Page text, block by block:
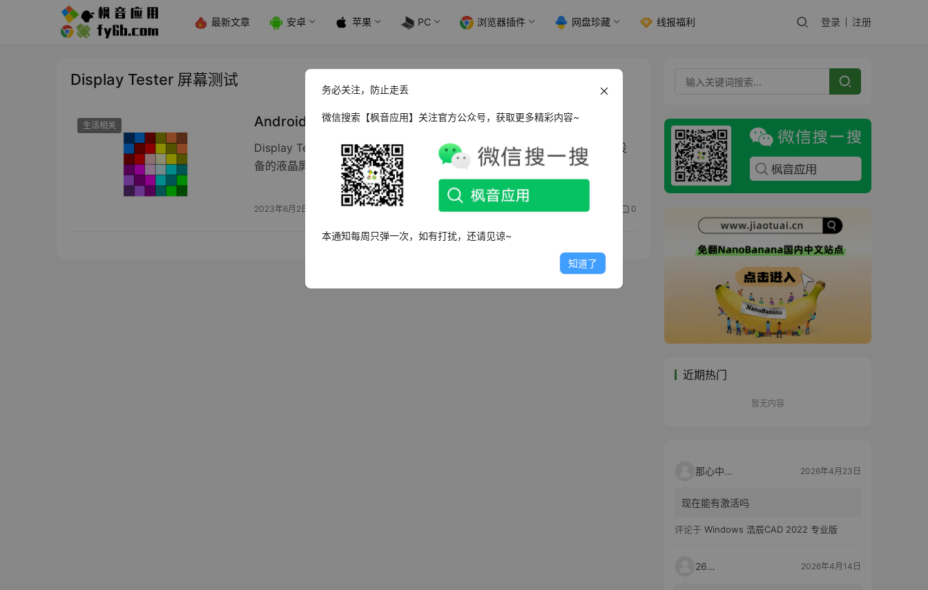
最新文章 安卓 苹果 PC 浏览器插件 网盘珍藏 线报福利 登录 注册
Display Tester 屏幕测试
生活相关 Android Display Tester 屏幕测试_v4.51 纯净版
Display Tester是一款专业的手机屏幕测试工具，功能强大，用于检测安卓设
备的液晶屏幕，监测…
2023年6月2日 0
近期热门
暂无内容
那心中的话 2026年4月23日
现在能有激活吗
评论于 Windows 浩辰CAD 2022 专业版
2603 2026年4月14日
务必关注，防止走丢
微信搜索【枫音应用】关注官方公众号，获取更多精彩内容~
本通知每周只弹一次，如有打扰，还请见谅~
知道了